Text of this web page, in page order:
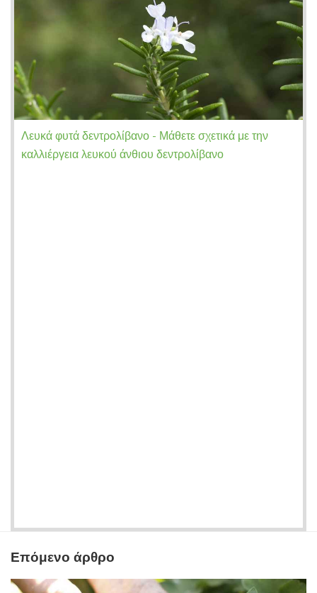
Λευκά φυτά δεντρολίβανο - Μάθετε σχετικά με την
καλλιέργεια λευκού άνθιου δεντρολίβανο
Επόμενο άρθρο